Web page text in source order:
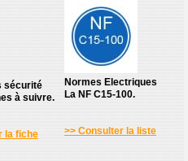
sécurité
à suivre.
la fiche
Normes Electriques
La NF C15-100.
>> Consulter la liste